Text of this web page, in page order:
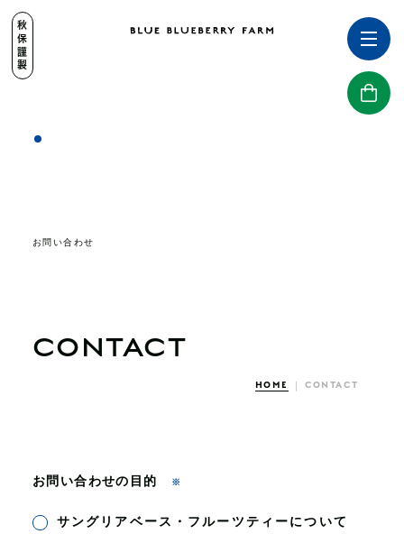
秋保謹製
お問い合わせ
CONTACT
HOME CONTACT
お問い合わせの目的 ※
サングリアベース・フルーツティーについて